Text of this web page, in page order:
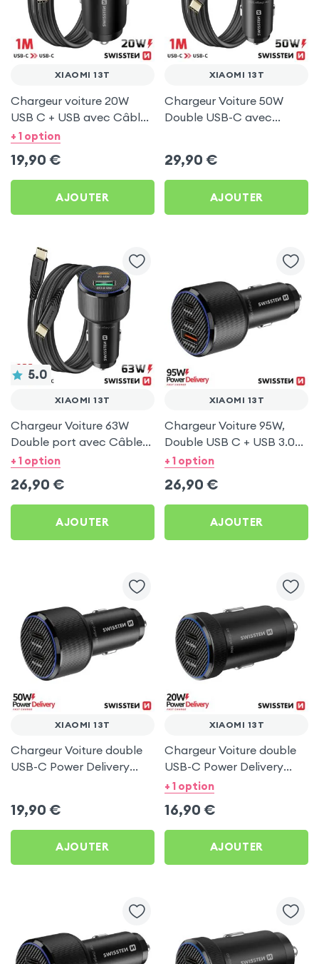
XIAOMI 13T
Chargeur voiture 20W
USB C + USB avec Câble
type C Swissten pour
+ 1 option
19,90 €
AJOUTER
XIAOMI 13T
Chargeur Voiture 50W
Double USB-C avec
29,90 €
AJOUTER
5.0
XIAOMI 13T
Chargeur Voiture 63W
Double port avec Câble
USB C 1m pour Xiaomi 13T
+ 1 option
26,90 €
AJOUTER
XIAOMI 13T
Chargeur Voiture 95W,
Double USB C + USB 3.0
pour Xiaomi 13T
+ 1 option
26,90 €
AJOUTER
XIAOMI 13T
Chargeur Voiture double
USB-C Power Delivery
19,90 €
AJOUTER
XIAOMI 13T
Chargeur Voiture double
USB-C Power Delivery
20W - Swissten pour
+ 1 option
16,90 €
AJOUTER